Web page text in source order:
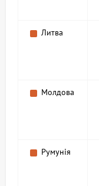
Литва
Молдова
Румунія